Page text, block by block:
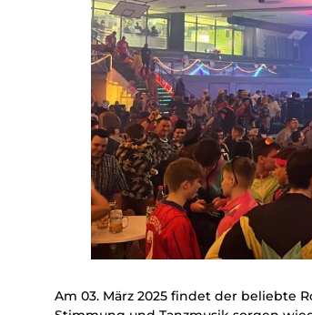
Am 03. März 2025 findet der beliebte